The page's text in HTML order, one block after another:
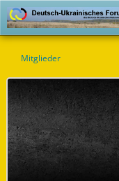
Mitglieder